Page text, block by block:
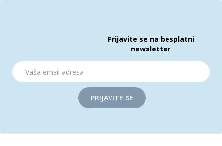
Prijavite se na besplatni
newsletter
PRIJAVITE SE